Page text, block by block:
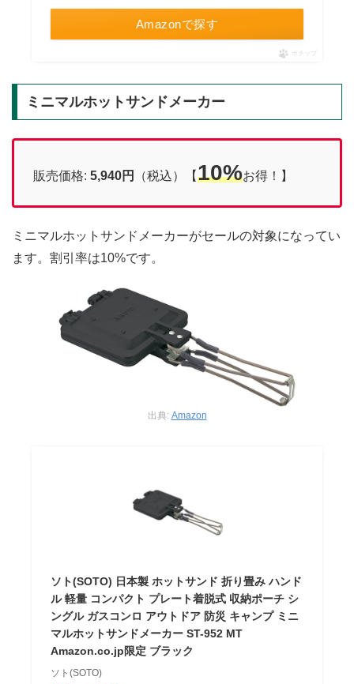
Amazonで探す
ポチップ
ミニマルホットサンドメーカー
販売価格: 5,940円 （税込）【10%お得！】
ミニマルホットサンドメーカーがセールの対象になってい
ます。割引率は10%です。
出典: Amazon
ソト(SOTO) 日本製 ホットサンド 折り畳み ハンド
ル 軽量 コンパクト プレート着脱式 収納ポーチ シ
ングル ガスコンロ アウトドア 防災 キャンプ ミニ
マルホットサンドメーカー ST-952 MT
Amazon.co.jp限定 ブラック
ソト(SOTO)